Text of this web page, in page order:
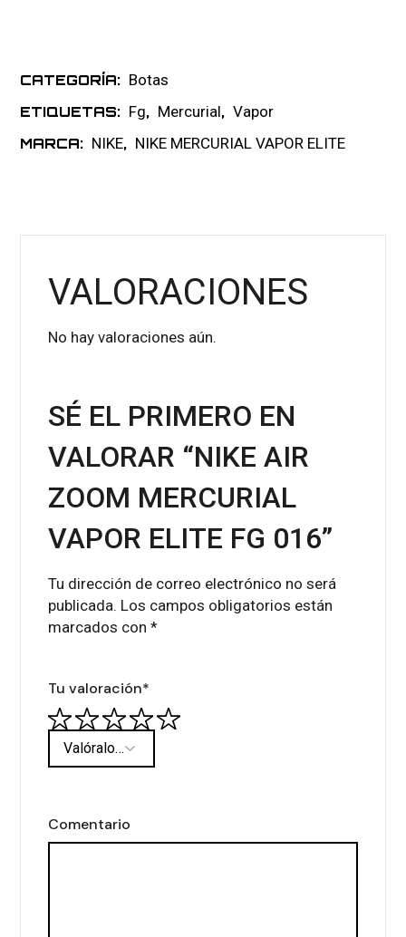
CATEGORÍA: Botas
ETIQUETAS: Fg, Mercurial, Vapor
MARCA: NIKE, NIKE MERCURIAL VAPOR ELITE
VALORACIONES
No hay valoraciones aún.
SÉ EL PRIMERO EN
VALORAR “NIKE AIR
ZOOM MERCURIAL
VAPOR ELITE FG 016”
Tu dirección de correo electrónico no será
publicada. Los campos obligatorios están
marcados con*
Tu valoración*
Comentario